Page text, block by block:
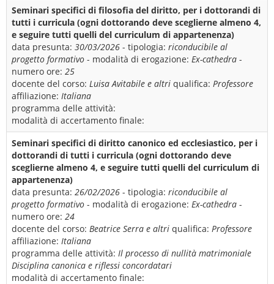
Seminari specifici di filosofia del diritto, per i dottorandi di
tutti i curricula (ogni dottorando deve sceglierne almeno 4,
e seguire tutti quelli del curriculum di appartenenza)
data presunta: 30/03/2026 - tipologia: riconducibile al
progetto formativo - modalità di erogazione: Ex-cathedra -
numero ore: 25
docente del corso: Luisa Avitabile e altri qualifica: Professore
affiliazione: Italiana
programma delle attività:
modalità di accertamento finale:
Seminari specifici di diritto canonico ed ecclesiastico, per i
dottorandi di tutti i curricula (ogni dottorando deve
sceglierne almeno 4, e seguire tutti quelli del curriculum di
appartenenza)
data presunta: 26/02/2026 - tipologia: riconducibile al
progetto formativo - modalità di erogazione: Ex-cathedra -
numero ore: 24
docente del corso: Beatrice Serra e altri qualifica: Professore
affiliazione: Italiana
programma delle attività: Il processo di nullità matrimoniale
Disciplina canonica e riflessi concordatari
modalità di accertamento finale: